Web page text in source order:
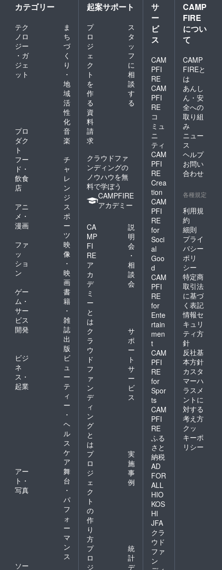
カテゴリー
テク
ノロ
ジー
・ガ
ジェ
ット
ま
ち
づ
く
り
・
地
域
活
性
化
プロ
ダク
ト
音
楽
フー
ド・
飲食
店
チ
ャ
レ
ン
ジ
アニ
メ・
漫画
ス
ポ
ー
ツ
ファ
ッ
ショ
ン
映
像
・
映
画
ゲー
ム・
サー
ビス
開発
書
籍
・
雑
誌
出
版
ビジ
ネ
ス・
起業
ビ
ュ
ー
テ
ィ
ー
・
ヘ
ル
ス
ケ
ア
アー
ト・
写真
舞
台
・
パ
フ
ォ
ー
マ
ン
ス
ソー
起案サポート
プ
ロ
ジ
ェ
ク
ト
を
作
る
ス
タ
ッ
フ
に
相
談
す
る
資
料
請
求
クラウドファ
ンディングの
ノウハウを無
料で学ぼう
CAMPFIRE
アカデミー
CA
MP
FI
RE
ア
カ
デ
ミ
ー
と
は
説
明
会
・
相
談
会
ク
ラ
ウ
ド
フ
ァ
ン
デ
ィ
ン
グ
と
は
サ
ポ
ー
ト
サ
ー
ビ
ス
プ
ロ
ジ
ェ
ク
ト
の
作
り
方
実
施
事
例
プ
ロ
ジ
統
計
デ
サ
ー
ビ
ス
CAM
PFI
RE
CAM
PFI
RE
コ
ミュ
ニ
ティ
CAM
PFI
RE
Crea
tion
CAM
PFI
RE
for
Soci
al
Goo
d
CAM
PFI
RE
for
Ente
rtain
men
t
CAM
PFI
RE
for
Spor
ts
CAM
PFI
RE
ふる
さと
納税
AD
FOR
ALL
HIO
KOS
HI
JFA
クラ
ウド
ファ
ン
CAMP
FIRE
につい
て
CAMP
FIREと
は
あんし
ん・安
全への
取り組
み
ニュー
ス
ヘルプ
お問い
合わせ
各種規定
利用規
約
細則
プライ
バシー
ポリ
シー
特定商
取引法
に基づ
く表記
情報セ
キュリ
ティ方
針
反社基
本方針
カスタ
マーハ
ラスメ
ントに
対する
考え方
クッ
キーポ
リシー